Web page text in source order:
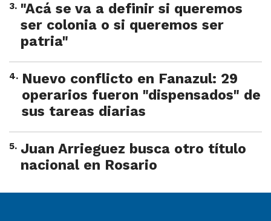
3. "Acá se va a definir si queremos
ser colonia o si queremos ser
patria"
4. Nuevo conflicto en Fanazul: 29
operarios fueron "dispensados" de
sus tareas diarias
5. Juan Arrieguez busca otro título
nacional en Rosario